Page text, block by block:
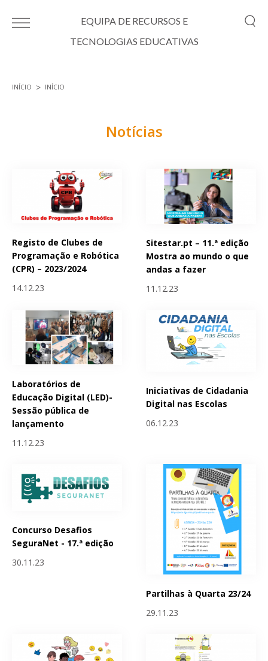
EQUIPA DE RECURSOS E
TECNOLOGIAS EDUCATIVAS
INÍCIO INÍCIO
Notícias
Registo de Clubes de
Programação e Robótica
(CPR) – 2023/2024
14.12.23
Sitestar.pt – 11.ª edição
Mostra ao mundo o que
andas a fazer
11.12.23
Laboratórios de
Educação Digital (LED)-
Sessão pública de
lançamento
11.12.23
Iniciativas de Cidadania
Digital nas Escolas
06.12.23
Concurso Desafios
SeguraNet - 17.ª edição
30.11.23
Partilhas à Quarta 23/24
29.11.23
Páginas